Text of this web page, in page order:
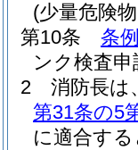
(少量危険
第10条
条
ンク検査
2
消防長は
第31条の5
に適合す